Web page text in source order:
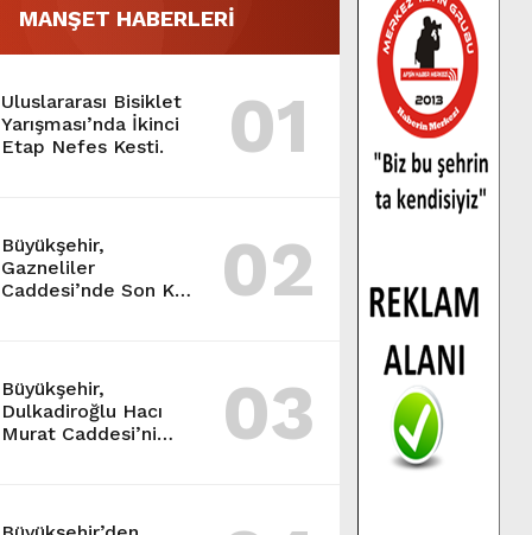
MANŞET HABERLERİ
Uluslararası Bisiklet
Yarışması’nda İkinci
Etap Nefes Kesti.
01
Büyükşehir,
Gazneliler
Caddesi’nde Son Kat
02
Büyükşehir,
Dulkadiroğlu Hacı
Murat Caddesi’ni
03